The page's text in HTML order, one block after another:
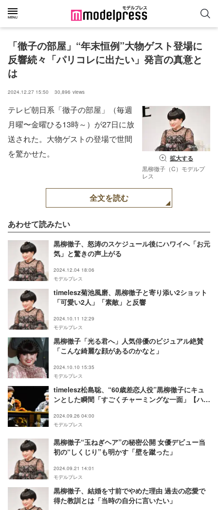
「徹子の部屋」“年末恒例”大物ゲスト登場に
反響続々「パリコレに出たい」発言の真意と
は
2024.12.27 15:50 30,896 views
拡大する
黒柳徹子（C）モデルプ
レス
テレビ朝日系「徹子の部屋」（毎週
月曜〜金曜ひる13時～）が27日に放
送された。大物ゲストの登場で世間
を驚かせた。
全文を読む
あわせて読みたい
黒柳徹子、怒涛のスケジュール後にハワイへ「お元
気」と驚きの声上がる
2024.12.04 18:06
モデルプレス
timelesz菊池風磨、黒柳徹子と寄り添い2ショット
「可愛い2人」「素敵」と反響
2024.10.11 12:29
モデルプレス
黒柳徹子「光る君へ」人気俳優のビジュアル絶賛
「こんな綺麗な顔があるのかなと」
2024.10.10 15:35
モデルプレス
timelesz松島聡、“60歳差恋人役”黒柳徹子にキュ
ンとした瞬間「すごくチャーミングな一面」【ハロ
2024.09.26 04:00
モデルプレス
黒柳徹子“玉ねぎヘア”の秘密公開 女優デビュー当
初の“しくじり”も明かす「壁を蹴った」
2024.09.21 14:01
モデルプレス
黒柳徹子、結婚を寸前でやめた理由 過去の恋愛で
得た教訓とは「当時の自分に言いたい」